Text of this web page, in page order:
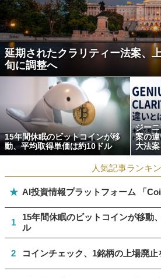
延期されたクラリティー法案、
旬に調整へ
15年間休眠のビットコインが移
動、平均取得単価は約10ドル
ジー
案の
大法
人気記事ランキ
★ AI投資情報プラットフォーム 「
1
15年間休眠のビットコインが移動
ル
2 コインチェック、1銘柄の上場廃止